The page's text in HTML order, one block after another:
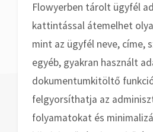
Flowyerben tárolt ügyfél
kattintással átemelhet
mint az ügyfél neve, címe,
egyéb, gyakran használt
dokumentumkitöltő
felgyorsíthatja az
folyamatokat és